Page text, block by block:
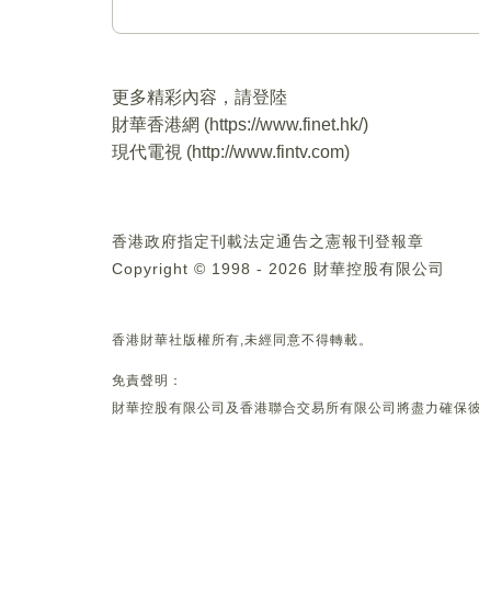
更多精彩內容，請登陸
財華香港網 (https://www.finet.hk/)
現代電視 (http://www.fintv.com)
香港政府指定刊載法定通告之憲報刊登報章
Copyright © 1998 - 2026 財華控股有限公司
香港財華社版權所有,未經同意不得轉載。
免責聲明：
財華控股有限公司及香港聯合交易所有限公司將盡力確保